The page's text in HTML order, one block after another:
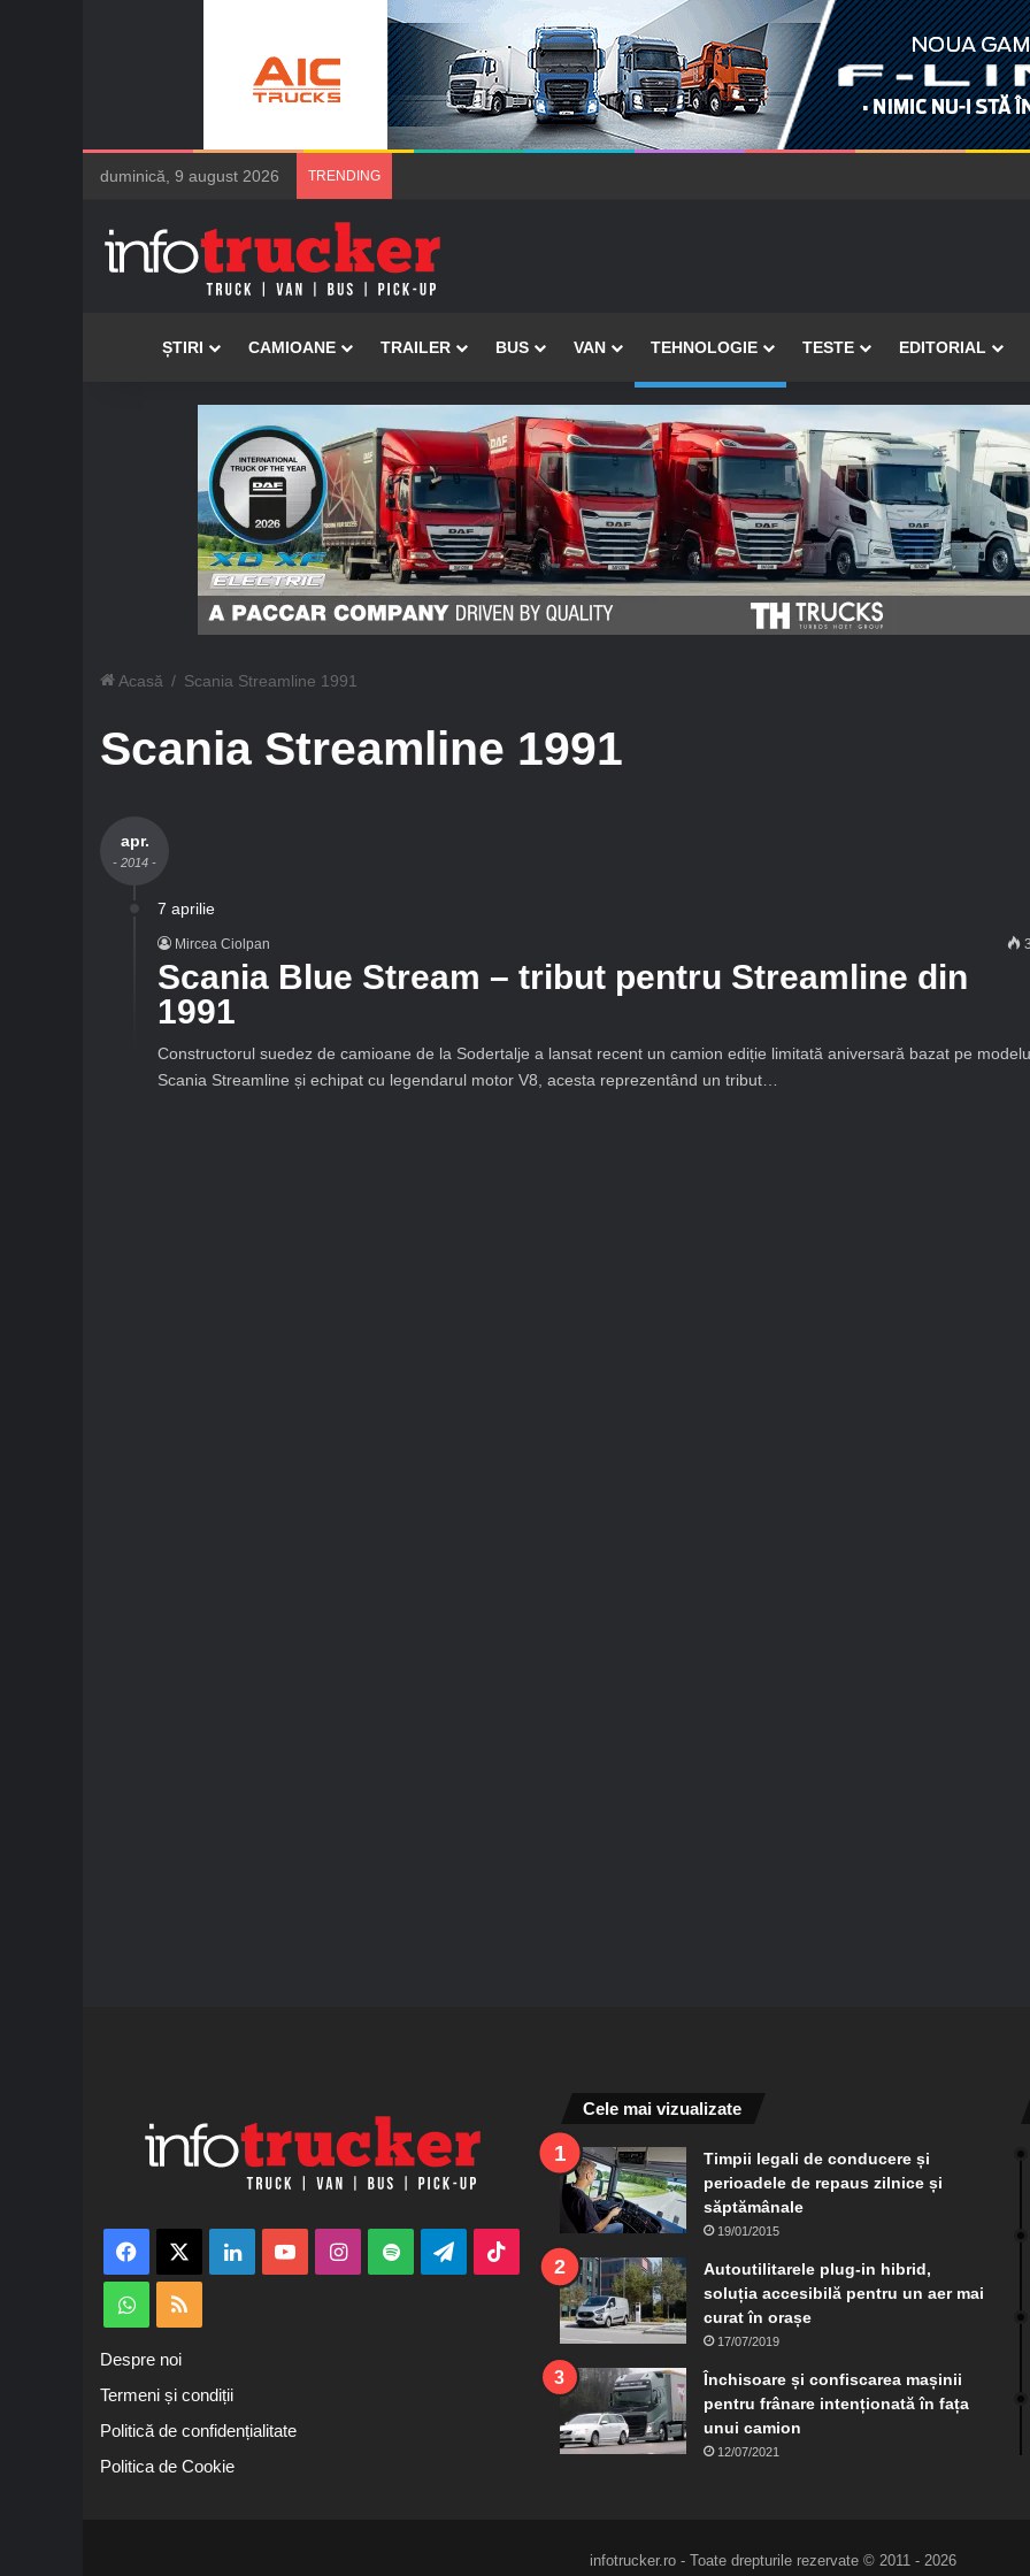
duminică, 9 august 2026 TRENDING
AcasăȘTIRI CAMIOANE TRAILER BUS VAN TEHNOLOGIE TESTE EDITORIAL
Acasă / Scania Streamline 1991
Scania Streamline 1991
apr.
- 2014 -
7 aprilie
Mircea Ciolpan
Scania Blue Stream – tribut pentru Streamline din
1991
Constructorul suedez de camioane de la Sodertalje a lansat recent un camion ediție limitată aniversară bazat pe
Scania Streamline și echipat cu legendarul motor V8, acesta reprezentând un tribut…
Facebook LinkedInYouTubeInstagram
Spotify TelegramTikTok
WhatsApp
Despre noi
Termeni și condiții
Politică de confidențialitate
Politica de Cookie
Cele mai vizualizate
Timpii legali de conducere și
perioadele de repaus zilnice și
săptămânale
19/01/2015
Autoutilitarele plug-in hibrid,
soluția accesibilă pentru un aer mai
curat în orașe
17/07/2019
Închisoare și confiscarea mașinii
pentru frânare intenționată în fața
unui camion
12/07/2021
infotrucker.ro - Toate drepturile rezervate © 2011 - 2026